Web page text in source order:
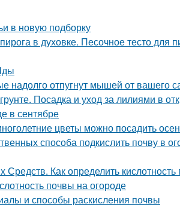
в новую подборку
в духовке. Песочное тесто для
отпугнут мышей от вашего
Посадка и уход за лилиями в
в сентябре
цветы можно посадить
способа подкислить почву в
Как определить
почвы на огороде
и способы раскисления почвы